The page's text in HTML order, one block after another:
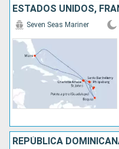
Seven Seas Mariner